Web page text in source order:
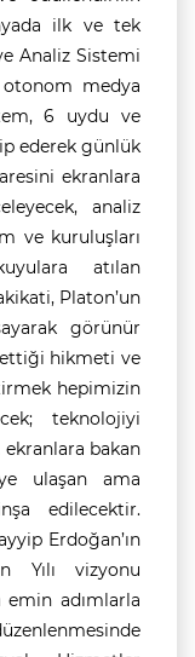
ilk ve tek
Analiz Sistemi
medya
6 uydu ve
ederek günlük
ekranlara
analiz
ve kuruluşları
atılan
Platon’un
görünür
ettiği hikmeti ve
hepimizin
teknolojiyi
bakan
ulaşan ama
edilecektir.
Erdoğan’ın
Yılı vizyonu
emin adımlarla